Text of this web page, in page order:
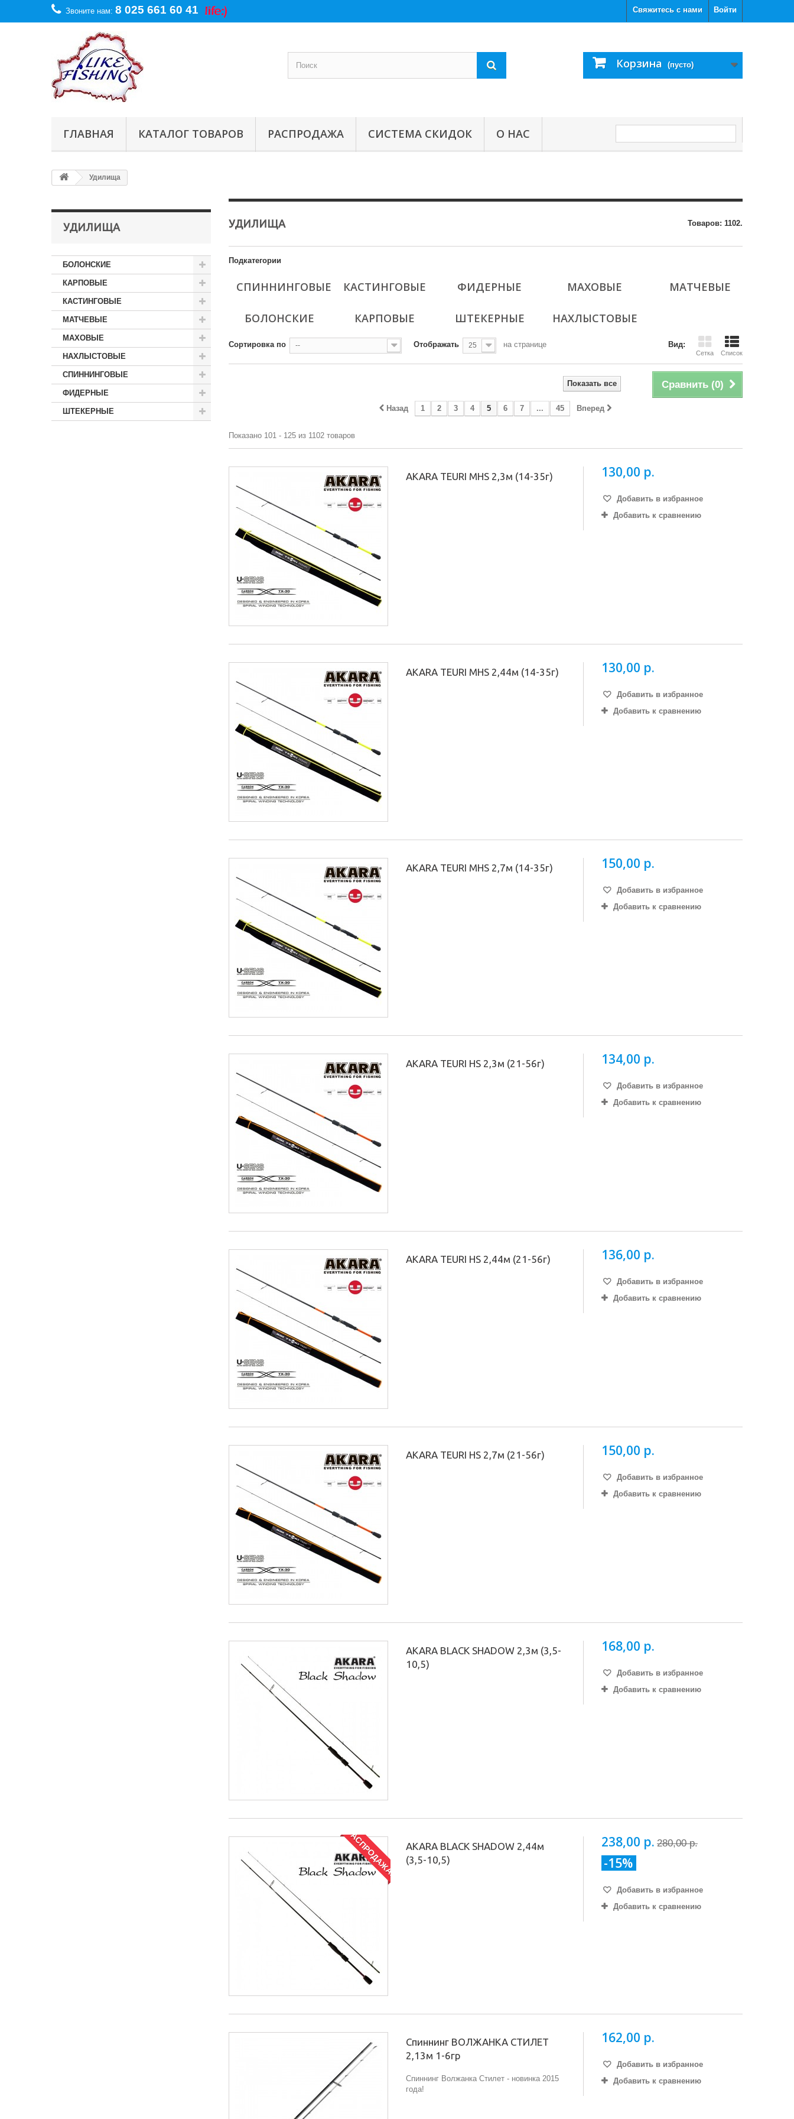
Войти
Свяжитесь с нами
Звоните нам: 8 025 661 60 41
Корзина (пусто)
ГЛАВНАЯ КАТАЛОГ ТОВАРОВ РАСПРОДАЖА СИСТЕМА СКИДОК О НАС
Удилища
УДИЛИЩА
БОЛОНСКИЕ
КАРПОВЫЕ
КАСТИНГОВЫЕ
МАТЧЕВЫЕ
МАХОВЫЕ
НАХЛЫСТОВЫЕ
СПИННИНГОВЫЕ
ФИДЕРНЫЕ
ШТЕКЕРНЫЕ
УДИЛИЩА Товаров: 1102.
Подкатегории
СПИННИНГОВЫЕ КАСТИНГОВЫЕ ФИДЕРНЫЕ МАХОВЫЕ МАТЧЕВЫЕ
БОЛОНСКИЕ КАРПОВЫЕ ШТЕКЕРНЫЕ НАХЛЫСТОВЫЕ
Вид:
Сетка Список
Сортировка по -- Отображать 25 на странице
Сравнить (0)
Показать все
Назад 1 2 3 4 5 6 7 ... 45 Вперед
Показано 101 - 125 из 1102 товаров
AKARA TEURI MHS 2,3м (14-35г) 130,00 р.
Добавить в избранное
Добавить к сравнению
AKARA TEURI MHS 2,44м (14-35г) 130,00 р.
Добавить в избранное
Добавить к сравнению
AKARA TEURI MHS 2,7м (14-35г) 150,00 р.
Добавить в избранное
Добавить к сравнению
AKARA TEURI HS 2,3м (21-56г) 134,00 р.
Добавить в избранное
Добавить к сравнению
AKARA TEURI HS 2,44м (21-56г) 136,00 р.
Добавить в избранное
Добавить к сравнению
AKARA TEURI HS 2,7м (21-56г) 150,00 р.
Добавить в избранное
Добавить к сравнению
AKARA BLACK SHADOW 2,3м (3,5-
10,5)
168,00 р.
Добавить в избранное
Добавить к сравнению
РАСПРОДАЖА!
AKARA BLACK SHADOW 2,44м
(3,5-10,5)
238,00 р. 280,00 р.
-15%
Добавить в избранное
Добавить к сравнению
Спиннинг ВОЛЖАНКА СТИЛЕТ
2,13м 1-6гр
Спиннинг Волжанка Стилет - новинка 2015
года!
162,00 р.
Добавить в избранное
Добавить к сравнению